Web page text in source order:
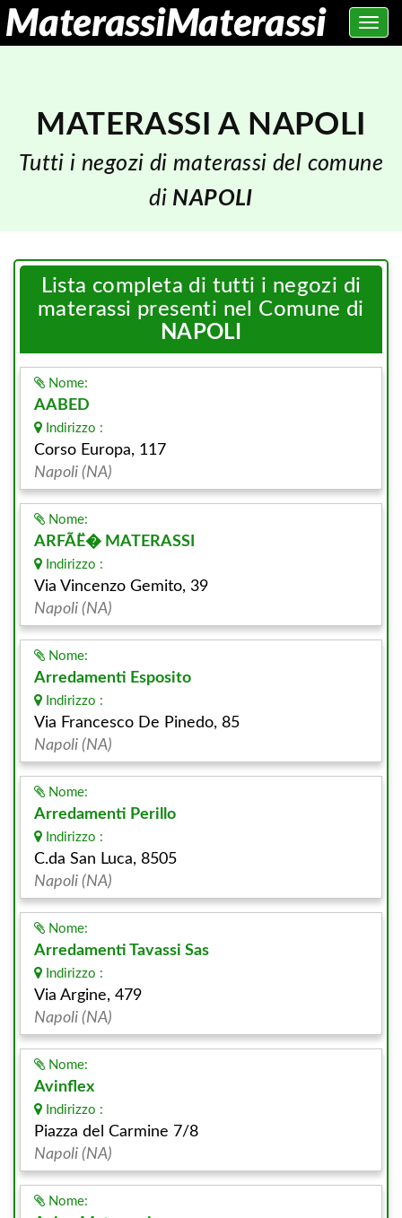
Toggle
MATERASSI A NAPOLI
Tutti i negozi di materassi del comune
di NAPOLI
Lista completa di tutti i negozi di
materassi presenti nel Comune di
NAPOLI
Nome:
AABED
Indirizzo :
Corso Europa, 117
Napoli (NA)
Nome:
ARFÃË� MATERASSI
Indirizzo :
Via Vincenzo Gemito, 39
Napoli (NA)
Nome:
Arredamenti Esposito
Indirizzo :
Via Francesco De Pinedo, 85
Napoli (NA)
Nome:
Arredamenti Perillo
Indirizzo :
C.da San Luca, 8505
Napoli (NA)
Nome:
Arredamenti Tavassi Sas
Indirizzo :
Via Argine, 479
Napoli (NA)
Nome:
Avinflex
Indirizzo :
Piazza del Carmine 7/8
Napoli (NA)
Nome: